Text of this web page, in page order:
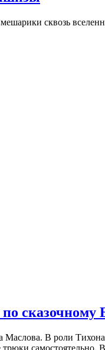
сквозь
сказочному
Маслова. В роли